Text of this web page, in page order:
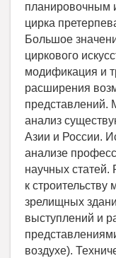
планировочным
цирка
Большое
циркового
модификация и
расширения
представлений.
анализ
Азии и России.
анализе
научных статей.
к
зрелищных
выступлений и
воздухе).